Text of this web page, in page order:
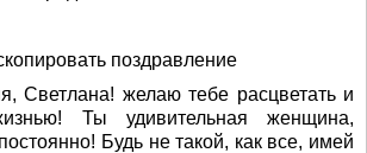
поздравление
Светлана! желаю тебе расцветать и
Ты удивительная женщина,
Будь не такой, как все, имей